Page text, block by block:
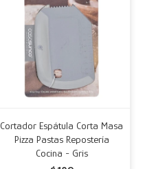
Cortador Espátula Corta Masa
Pizza Pastas Repostería
Cocina - Gris